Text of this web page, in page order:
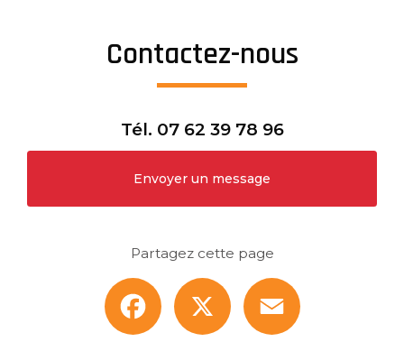
Contactez-nous
Tél. 07 62 39 78 96
Envoyer un message
Partagez cette page
Facebook